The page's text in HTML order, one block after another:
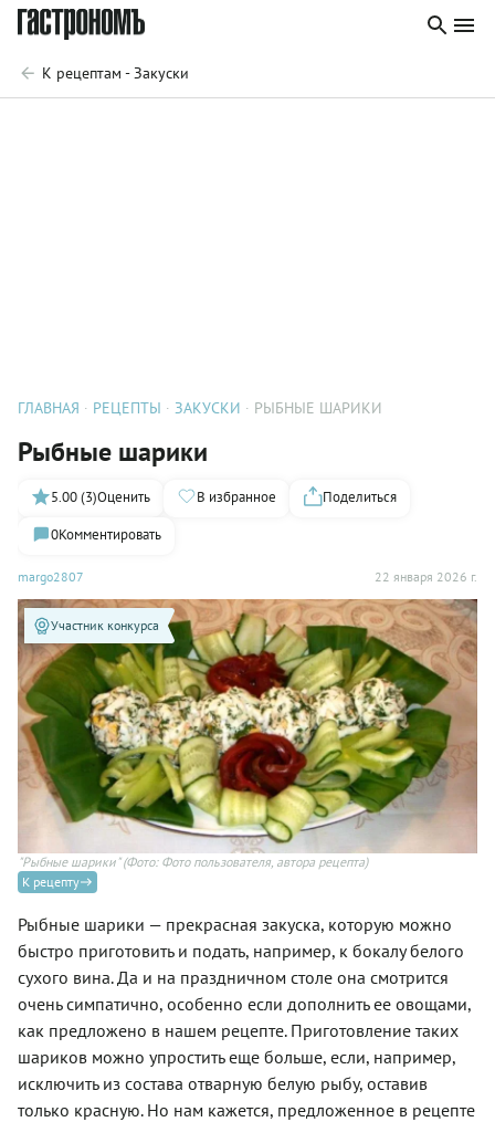
К рецептам - Закуски
ГЛАВНАЯ РЕЦЕПТЫ ЗАКУСКИ РЫБНЫЕ ШАРИКИ
Рыбные шарики
margo2807 22 января 2026 г.
5.00 (3)Оценить В избранное
Поделиться
0Комментировать
Участник конкурса
"Рыбные шарики" (Фото: Фото пользователя, автора рецепта)
К рецепту
Рыбные шарики — прекрасная закуска, которую можно
быстро приготовить и подать, например, к бокалу белого
сухого вина. Да и на праздничном столе она смотрится
очень симпатично, особенно если дополнить ее овощами,
как предложено в нашем рецепте. Приготовление таких
шариков можно упростить еще больше, если, например,
исключить из состава отварную белую рыбу, оставив
только красную. Но нам кажется, предложенное в рецепте